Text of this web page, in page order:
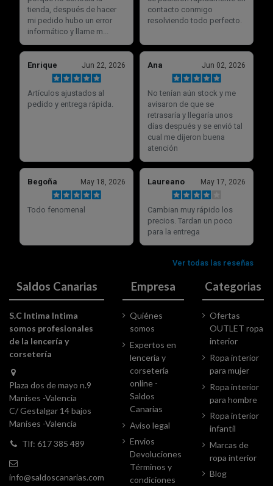
Saldos Canarias
S.C Intima Intima
somos profesionales
de la lencería y
corsetería
Plaza dos de mayo n.9
Manises -Valencia
C/ Gestalgar 14 bajos
Manises -Valencia
Tlf: 617 385 489
info@saldoscanarias.com
Empresa
Quiénes
somos
Expertos en
lencería y
corsetería
online -
Saldos
Canarias
Aviso legal
Envios
Devoluciones
Términos y
condiciones
Categorias
Ofertas
OUTLET ropa
interior
Ropa interior
para mujer
Ropa interior
para hombre
Ropa interior
infantil
Marcas de
ropa interior
Blog